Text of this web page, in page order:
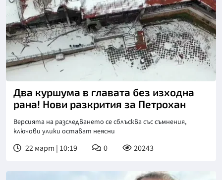
Два куршума в главата без изходна
рана! Нови разкрития за Петрохан
Версията на разследването се сблъсква със съмнения,
ключови улики остават неясни
22 март | 10:19 0 20243